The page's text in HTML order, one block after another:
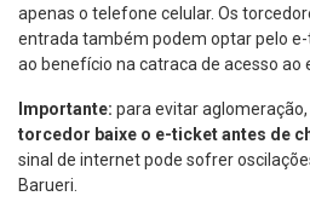
apenas o telefone celular. Os
entrada também podem optar pelo
ao benefício na catraca de acesso ao
Importante: para evitar aglomeração,
torcedor baixe o e-ticket antes de
sinal de internet pode sofrer
Barueri.